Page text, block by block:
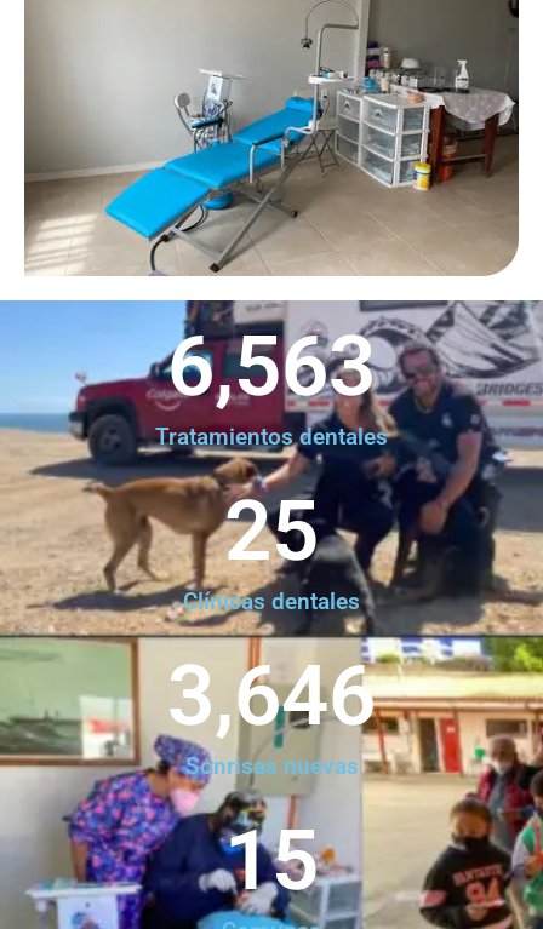
Tratamientos dentales
6,563
Clínicas dentales
25
Sonrisas nuevas
3,646
15